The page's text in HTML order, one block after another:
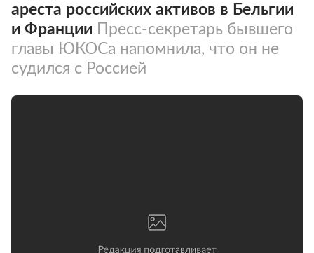
ареста российских активов в Бельгии
и Франции Пресс-секретарь бывшего
главы ЮКОСа напомнила, что он не
судился с Россией